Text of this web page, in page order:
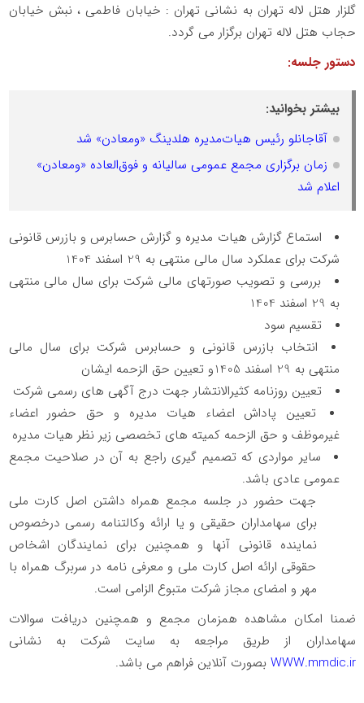
گلزار هتل لاله تهران به نشانی تهران : خیابان فاطمی ، نبش خیابان
حجاب هتل لاله تهران برگزار می گردد.
دستور جلسه:
بیشتر بخوانید:
آقاجانلو رئیس هیات‌مدیره هلدینگ «ومعادن» شد
زمان برگزاری مجمع عمومی سالیانه و فوق‌العاده «ومعادن»
اعلام شد
استماع گزارش هیات مدیره و گزارش حسابرس و بازرس قانونی
شرکت برای عملکرد سال مالی منتهی به 29 اسفند 1404
بررسی و تصویب صورتهای مالی شرکت برای سال مالی منتهی
به 29 اسفند 1404
تقسیم سود
انتخاب بازرس قانونی و حسابرس شرکت برای سال مالی
منتهی به 29 اسفند 1405و تعیین حق الزحمه ایشان
تعیین روزنامه کثیرالانتشار جهت درج آگهی های رسمی شرکت
تعیین پاداش اعضاء هیات مدیره و حق حضور اعضاء
غیرموظف و حق الزحمه کمیته های تخصصی زیر نظر هیات مدیره
سایر مواردی که تصمیم گیری راجع به آن در صلاحیت مجمع
عمومی عادی باشد.
جهت حضور در جلسه مجمع همراه داشتن اصل کارت ملی
برای سهامداران حقیقی و یا ارائه وکالتنامه رسمی درخصوص
نماینده قانونی آنها و همچنین برای نمایندگان اشخاص
حقوقی ارائه اصل کارت ملی و معرفی نامه در سربرگ همراه با
مهر و امضای مجاز شرکت متبوع الزامی است.
ضمنا امکان مشاهده همزمان مجمع و همچنین دریافت سوالات
سهامداران از طریق مراجعه به سایت شرکت به نشانی
WWW.mmdic.ir بصورت آنلاین فراهم می باشد.